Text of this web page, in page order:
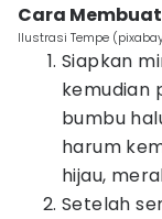
Cara Membuat
Ilustrasi Tempe
Siapkan
kemudian
bumbu
harum
hijau,
Setelah